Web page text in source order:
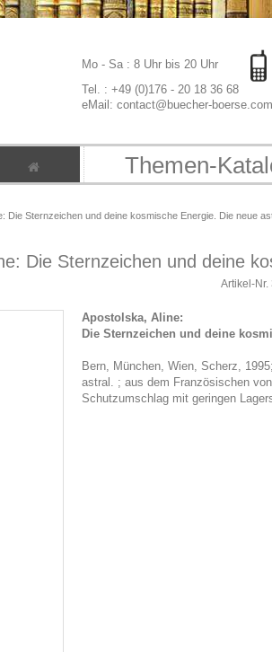
Mo - Sa : 8 Uhr bis 20 Uhr
Tel. : +49 (0)176 - 20 18 36 68
eMail: contact@buecher-boerse.com
Themen-
Die Sternzeichen und deine kosmische Energie. Die neue
Die Sternzeichen und deine
Artikel-Nr.
Apostolska, Aline:
Die Sternzeichen und deine
Bern, München, Wien, Scherz,
astral. ; aus dem Französischen
Schutzumschlag mit geringen